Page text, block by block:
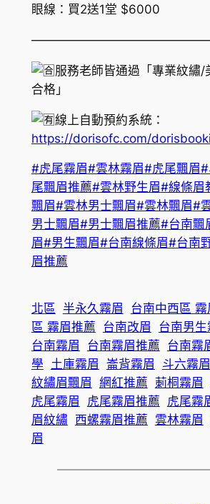
眼線：買2送1堂 $6000
服務老師皆通過「專業紋繡/
合格」
線上自動預約系統：
https://dorisofc.com/
#虎尾霧眉#雲林霧眉#虎尾飄眉#
尾飄眉推薦#雲林野生眉#線條眉
飄眉#雲林男士飄眉#雲林飄眉#
男士飄眉#男士飄眉推薦#台南飄
眉#男生飄眉#台南線條眉#台南
眉推薦
北區 半永久霧眉 台南中西區 霧
區 霧眉推薦 台南改眉 台南男生
台南霧眉
台南霧眉推薦 台南霧
學
土庫霧眉 崙背霧眉 斗六霧眉
紋繡眉飄眉 網紅推薦 莿桐霧眉
虎尾霧眉
虎尾霧眉推薦 虎尾霧
眉紋繡 西螺霧眉推薦 雲林霧眉
眉